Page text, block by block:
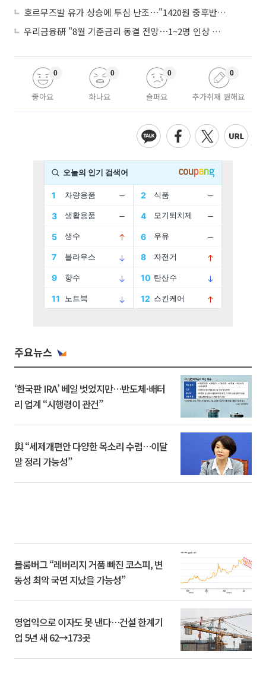
호르무즈발 유가 상승에 투심 난조⋯"1420원 중후반 등락"
우리금융硏 "8월 기준금리 동결 전망⋯1~2명 인상 소수의견 낼 것"
좋아요
0
화나요
0
슬퍼요
0
추가취재 원해요
0
주요뉴스
‘한국판 IRA’ 베일 벗었지만…반도체·배터
리 업계 “시행령이 관건”
與 “세제개편안 다양한 목소리 수렴…이달
말 정리 가능성”
블룸버그 “레버리지 거품 빠진 코스피, 변
동성 최악 국면 지났을 가능성”
영업익으로 이자도 못 낸다…건설 한계기
업 5년 새 62→173곳